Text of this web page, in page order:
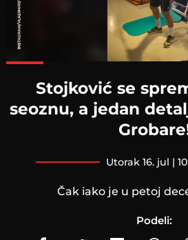
Stojković se
seoznu, a jedan
utorak 16. jul |
Čak iako je u petoj
Podeli: